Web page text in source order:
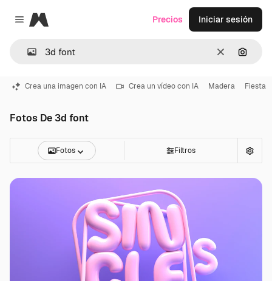
Close menu
Magnific
Borrar
Precios Iniciar sesión
Crea una imagen con IA Crea un vídeo con IA Madera Fiesta
Fotos De 3d font
Fotos Filtros